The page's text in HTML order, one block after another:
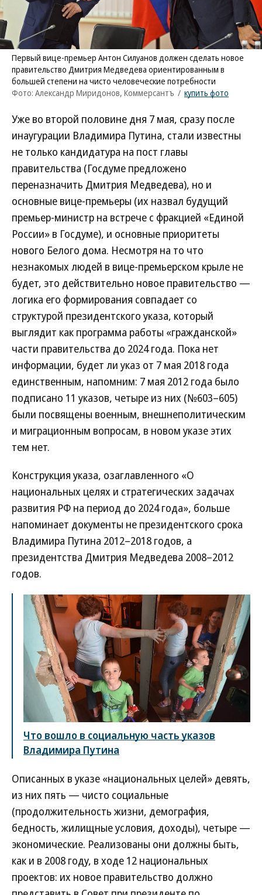
Первый вице-премьер Антон Силуанов должен сделать новое
правительство Дмитрия Медведева ориентированным в
большей степени на чисто человеческие потребности
Фото: Александр Миридонов, Коммерсантъ / купить фото
Уже во второй половине дня 7 мая, сразу после
инаугурации Владимира Путина, стали известны
не только кандидатура на пост главы
правительства (Госдуме предложено
переназначить Дмитрия Медведева), но и
основные вице-премьеры (их назвал будущий
премьер-министр на встрече с фракцией «Единой
России» в Госдуме), и основные приоритеты
нового Белого дома. Несмотря на то что
незнакомых людей в вице-премьерском крыле не
будет, это действительно новое правительство —
логика его формирования совпадает со
структурой президентского указа, который
выглядит как программа работы «гражданской»
части правительства до 2024 года. Пока нет
информации, будет ли указ от 7 мая 2018 года
единственным, напомним: 7 мая 2012 года было
подписано 11 указов, четыре из них (№603–605)
были посвящены военным, внешнеполитическим
и миграционным вопросам, в новом указе этих
тем нет.
Конструкция указа, озаглавленного «О
национальных целях и стратегических задачах
развития РФ на период до 2024 года», больше
напоминает документы не президентского срока
Владимира Путина 2012–2018 годов, а
президентства Дмитрия Медведева 2008–2012
годов.
Что вошло в социальную часть указов
Владимира Путина
Описанных в указе «национальных целей» девять,
из них пять — чисто социальные
(продолжительность жизни, демография,
бедность, жилищные условия, доходы), четыре —
экономические. Реализованы они должны быть,
как и в 2008 году, в ходе 12 национальных
проектов: их новое правительство должно